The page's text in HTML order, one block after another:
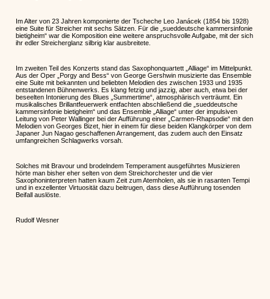
Im Alter von 23 Jahren komponierte der Tscheche Leo Janácek (1854 bis 1928)
eine Suite für Streicher mit sechs Sätzen. Für die „sueddeutsche kammersinfonie
bietigheim“ war die Komposition eine weitere anspruchsvolle Aufgabe, mit der sich
ihr edler Streicherglanz silbrig klar ausbreitete.
Im zweiten Teil des Konzerts stand das Saxophonquartett „Alliage“ im Mittelpunkt.
Aus der Oper „Porgy and Bess“ von George Gershwin musizierte das Ensemble
eine Suite mit bekannten und beliebten Melodien des zwischen 1933 und 1935
entstandenen Bühnenwerks. Es klang fetzig und jazzig, aber auch, etwa bei der
beseelten Intonierung des Blues „Summertime“, atmosphärisch verträumt. Ein
musikalisches Brillantfeuerwerk entfachten abschließend die „sueddeutsche
kammersinfonie bietigheim“ und das Ensemble „Alliage“ unter der impulsiven
Leitung von Peter Wallinger bei der Aufführung einer „Carmen-Rhapsodie“ mit den
Melodien von Georges Bizet, hier in einem für diese beiden Klangkörper von dem
Japaner Jun Nagao geschaffenen Arrangement, das zudem auch den Einsatz
umfangreichen Schlagwerks vorsah.
Solches mit Bravour und brodelndem Temperament ausgeführtes Musizieren
hörte man bisher eher selten von dem Streichorchester und die vier
Saxophoninterpreten hatten kaum Zeit zum Atemholen, als sie in rasanten Tempi
und in exzellenter Virtuosität dazu beitrugen, dass diese Aufführung tosenden
Beifall auslöste.
Rudolf Wesner